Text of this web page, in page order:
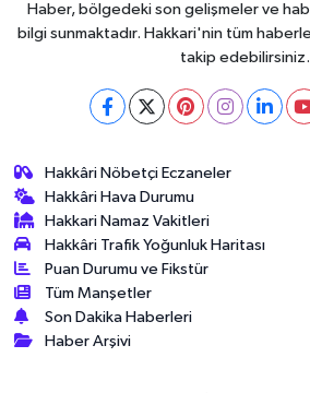
Haber, bölgedeki son gelişmeler ve
bilgi sunmaktadır. Hakkari'nin tüm
takip edebilirsiniz.
Hakkâri Nöbetçi Eczaneler
Hakkâri Hava Durumu
Hakkari Namaz Vakitleri
Hakkâri Trafik Yoğunluk Haritası
Puan Durumu ve Fikstür
Tüm Manşetler
Son Dakika Haberleri
Haber Arşivi